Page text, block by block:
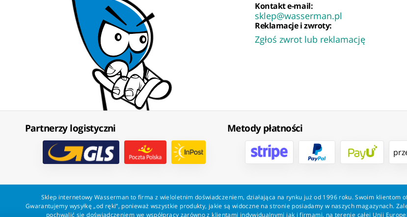
Kontakt e-mail:
sklep@wasserman.pl
Reklamacje i zwroty:
Zgłoś zwrot lub reklamację
Partnerzy logistyczni Metody płatności
Sklep internetowy Wasserman to firma z wieloletnim doświadczeniem, działająca na rynku już od 1996 roku. Swoim
Gwarantujemy wysyłkę „od ręki”, ponieważ wszystkie produkty, jakie są widoczne na stronie posiadamy w naszych magazynach.
pochwalić się doświadczeniem we współpracy zarówno z klientami indywidualnymi jak i firmami, na terenie całej Unii